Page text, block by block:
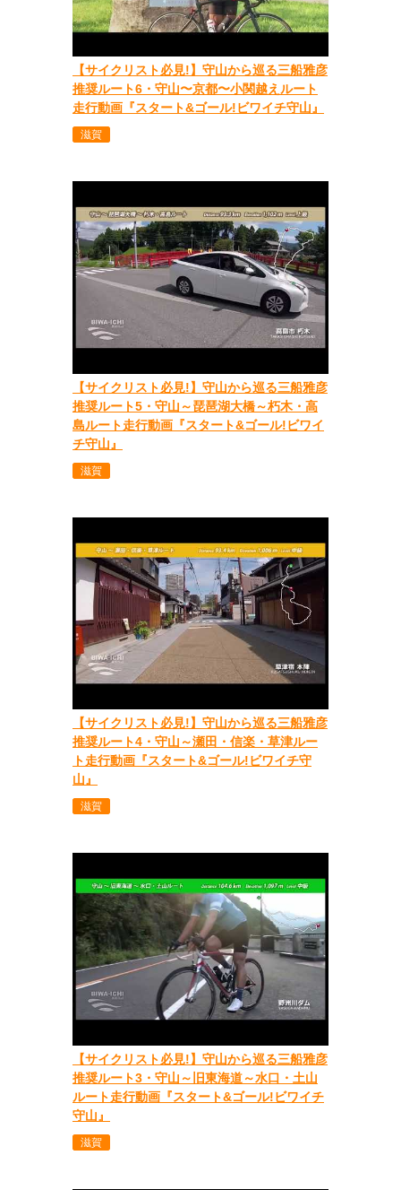
【サイクリスト必見!】守山から巡る三船雅彦
推奨ルート6・守山〜京都〜小関越えルート
走行動画『スタート&ゴール!ビワイチ守山』
滋賀
【サイクリスト必見!】守山から巡る三船雅彦
推奨ルート5・守山～琵琶湖大橋～朽木・高
島ルート走行動画『スタート&ゴール!ビワイ
チ守山』
滋賀
【サイクリスト必見!】守山から巡る三船雅彦
推奨ルート4・守山～瀬田・信楽・草津ルー
ト走行動画『スタート&ゴール!ビワイチ守
山』
滋賀
【サイクリスト必見!】守山から巡る三船雅彦
推奨ルート3・守山～旧東海道～水口・土山
ルート走行動画『スタート&ゴール!ビワイチ
守山』
滋賀